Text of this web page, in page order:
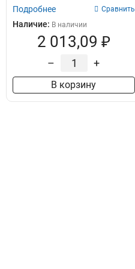
Подробнее Сравнить
Наличие: В наличии
2 013,09 ₽
– +
В корзину